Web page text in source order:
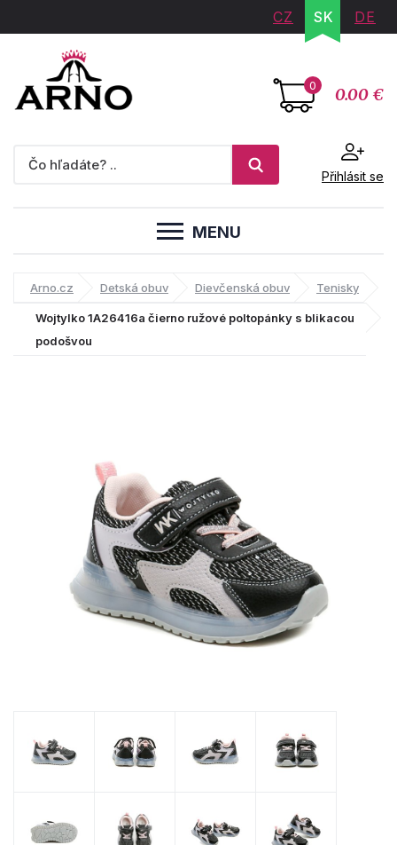
CZ SK DE
0 0.00 €
Přihlásit se
MENU
Arno.cz Detská obuv Dievčenská obuv Tenisky
Wojtylko 1A26416a čierno ružové poltopánky s blikacou
podošvou